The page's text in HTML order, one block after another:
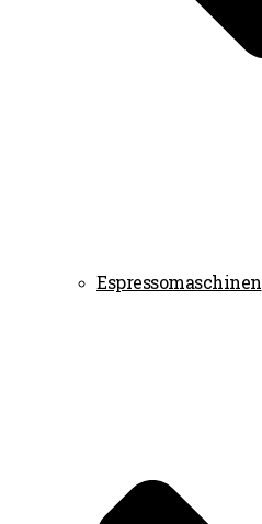
Espressomaschinen